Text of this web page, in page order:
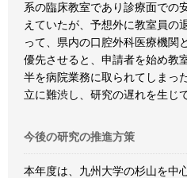
系の臨床教室であり診療面での
えていたが、予想外に教室員の
って、県内の口腔外科医療機関
優先させると、申請者を始め教
半を病院業務に取られてしまっ
立に難渋し、研究の遅れを生じ
今後の研究の推進方策
本年度は、九州大学の杉山を中